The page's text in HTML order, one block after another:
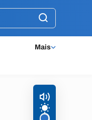
Mais